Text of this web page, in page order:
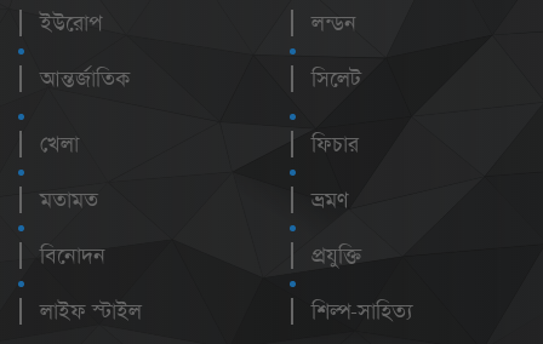
ইউরোপ
আন্তর্জাতিক
লন্ডন
সিলেট
খেলা
মতামত
বিনোদন
লাইফ স্টাইল
ফিচার
ভ্রমণ
প্রযুক্তি
শিল্প-সাহিত্য